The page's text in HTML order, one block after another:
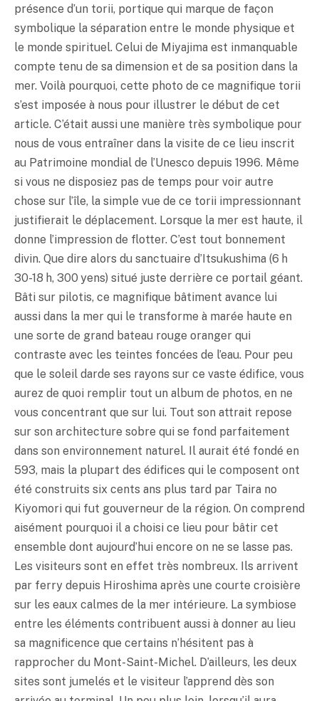
présence d’un torii, portique qui marque de façon
symbolique la séparation entre le monde physique et
le monde spirituel. Celui de Miyajima est inmanquable
compte tenu de sa dimension et de sa position dans la
mer. Voilà pourquoi, cette photo de ce magnifique torii
s’est imposée à nous pour illustrer le début de cet
article. C’était aussi une manière très symbolique pour
nous de vous entraîner dans la visite de ce lieu inscrit
au Patrimoine mondial de l’Unesco depuis 1996. Même
si vous ne disposiez pas de temps pour voir autre
chose sur l’île, la simple vue de ce torii impressionnant
justifierait le déplacement. Lorsque la mer est haute, il
donne l’impression de flotter. C’est tout bonnement
divin. Que dire alors du sanctuaire d’Itsukushima (6 h
30-18 h, 300 yens) situé juste derrière ce portail géant.
Bâti sur pilotis, ce magnifique bâtiment avance lui
aussi dans la mer qui le transforme à marée haute en
une sorte de grand bateau rouge oranger qui
contraste avec les teintes foncées de l’eau. Pour peu
que le soleil darde ses rayons sur ce vaste édifice, vous
aurez de quoi remplir tout un album de photos, en ne
vous concentrant que sur lui. Tout son attrait repose
sur son architecture sobre qui se fond parfaitement
dans son environnement naturel. Il aurait été fondé en
593, mais la plupart des édifices qui le composent ont
été construits six cents ans plus tard par Taira no
Kiyomori qui fut gouverneur de la région. On comprend
aisément pourquoi il a choisi ce lieu pour bâtir cet
ensemble dont aujourd’hui encore on ne se lasse pas.
Les visiteurs sont en effet très nombreux. Ils arrivent
par ferry depuis Hiroshima après une courte croisière
sur les eaux calmes de la mer intérieure. La symbiose
entre les éléments contribuent aussi à donner au lieu
sa magnificence que certains n’hésitent pas à
rapprocher du Mont-Saint-Michel. D’ailleurs, les deux
sites sont jumelés et le visiteur l’apprend dès son